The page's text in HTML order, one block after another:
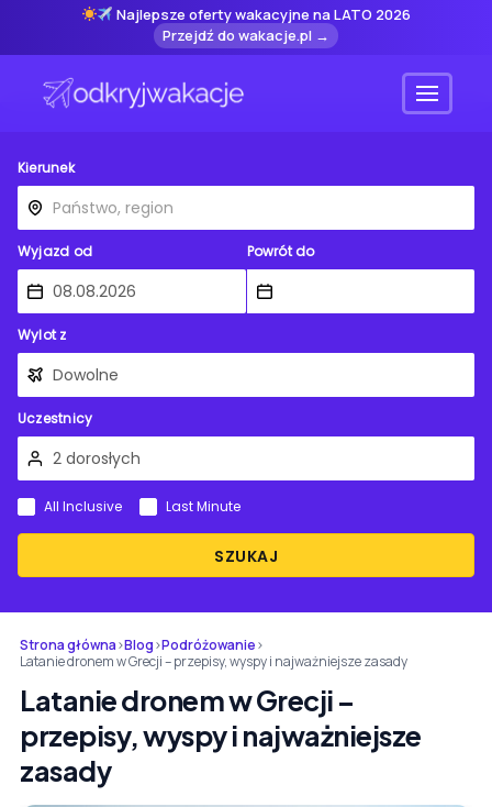
Najlepsze oferty wakacyjne na LATO 2026
Przejdź do wakacje.pl →
Menu
Kierunek
Wyjazd od Powrót do
Wylot z
Uczestnicy
SZUKAJ
All Inclusive Last Minute
Strona główna›Blog›Podróżowanie›
Latanie dronem w Grecji – przepisy, wyspy i najważniejsze zasady
Latanie dronem w Grecji –
przepisy, wyspy i najważniejsze
zasady